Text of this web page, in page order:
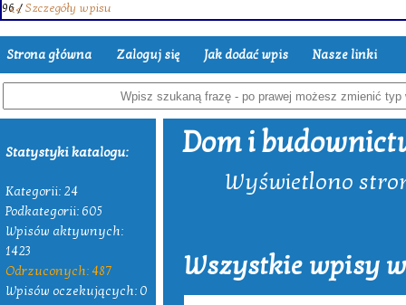
Strona główna Zaloguj się Jak dodać wpis Nasze linki
Statystyki katalogu:
Kategorii: 24
Podkategorii: 605
Wpisów aktywnych:
1423
Odrzuconych: 487
Wpisów oczekujących: 0
Dom i
Wyświetlono
Wszystkie wpisy